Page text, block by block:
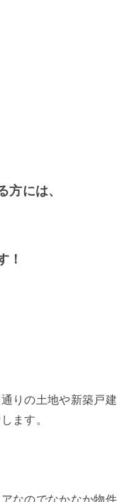
方には、
！
りの土地や新築戸建
ます。